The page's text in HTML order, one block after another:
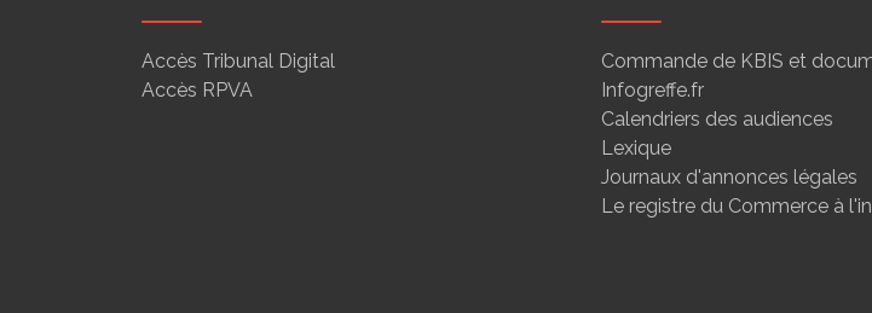
Accès Tribunal Digital
Accès RPVA
Commande de KBIS et
Infogreffe.fr
Calendriers des audiences
Lexique
Journaux d'annonces légales
Le registre du Commerce à